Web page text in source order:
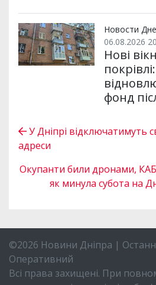
Новости
06.08.2026
Нові
фонд
У Дніпрі відключатимуть
адреси
Окупанти били дронами,
як минула субота на
©2026 Новини Дніпра |
Оперативний
Всі права захищені. При